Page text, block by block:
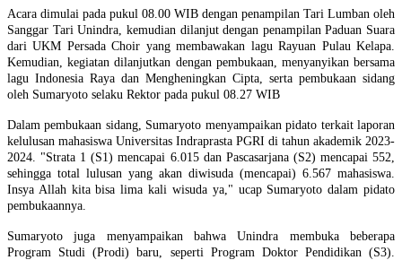
Acara dimulai pada pukul 08.00 WIB dengan penampilan Tari Lumban oleh
Sanggar Tari Unindra, kemudian dilanjut dengan penampilan Paduan Suara
dari UKM Persada Choir yang membawakan lagu Rayuan Pulau Kelapa.
Kemudian, kegiatan dilanjutkan dengan pembukaan, menyanyikan bersama
lagu Indonesia Raya dan Mengheningkan Cipta, serta pembukaan sidang
oleh Sumaryoto selaku Rektor pada pukul 08.27 WIB
Dalam pembukaan sidang, Sumaryoto menyampaikan pidato terkait laporan
kelulusan mahasiswa Universitas Indraprasta PGRI di tahun akademik 2023-
2024. "Strata 1 (S1) mencapai 6.015 dan Pascasarjana (S2) mencapai 552,
sehingga total lulusan yang akan diwisuda (mencapai) 6.567 mahasiswa.
Insya Allah kita bisa lima kali wisuda ya," ucap Sumaryoto dalam pidato
pembukaannya.
Sumaryoto juga menyampaikan bahwa Unindra membuka beberapa
Program Studi (Prodi) baru, seperti Program Doktor Pendidikan (S3).